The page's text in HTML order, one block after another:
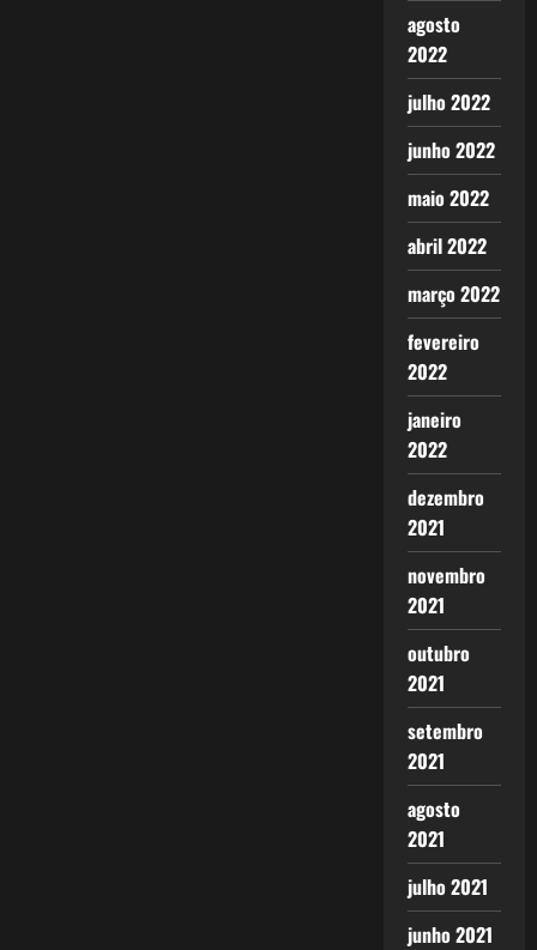
agosto
2022
julho 2022
junho 2022
maio 2022
abril 2022
março 2022
fevereiro
2022
janeiro
2022
dezembro
2021
novembro
2021
outubro
2021
setembro
2021
agosto
2021
julho 2021
junho 2021